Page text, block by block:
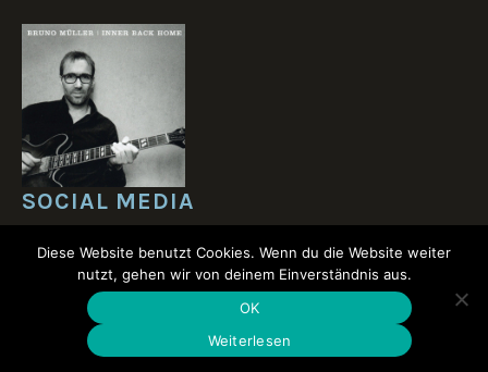
SOCIAL MEDIA
Diese Website benutzt Cookies. Wenn du die Website weiter
nutzt, gehen wir von deinem Einverständnis aus.
OK
Weiterlesen